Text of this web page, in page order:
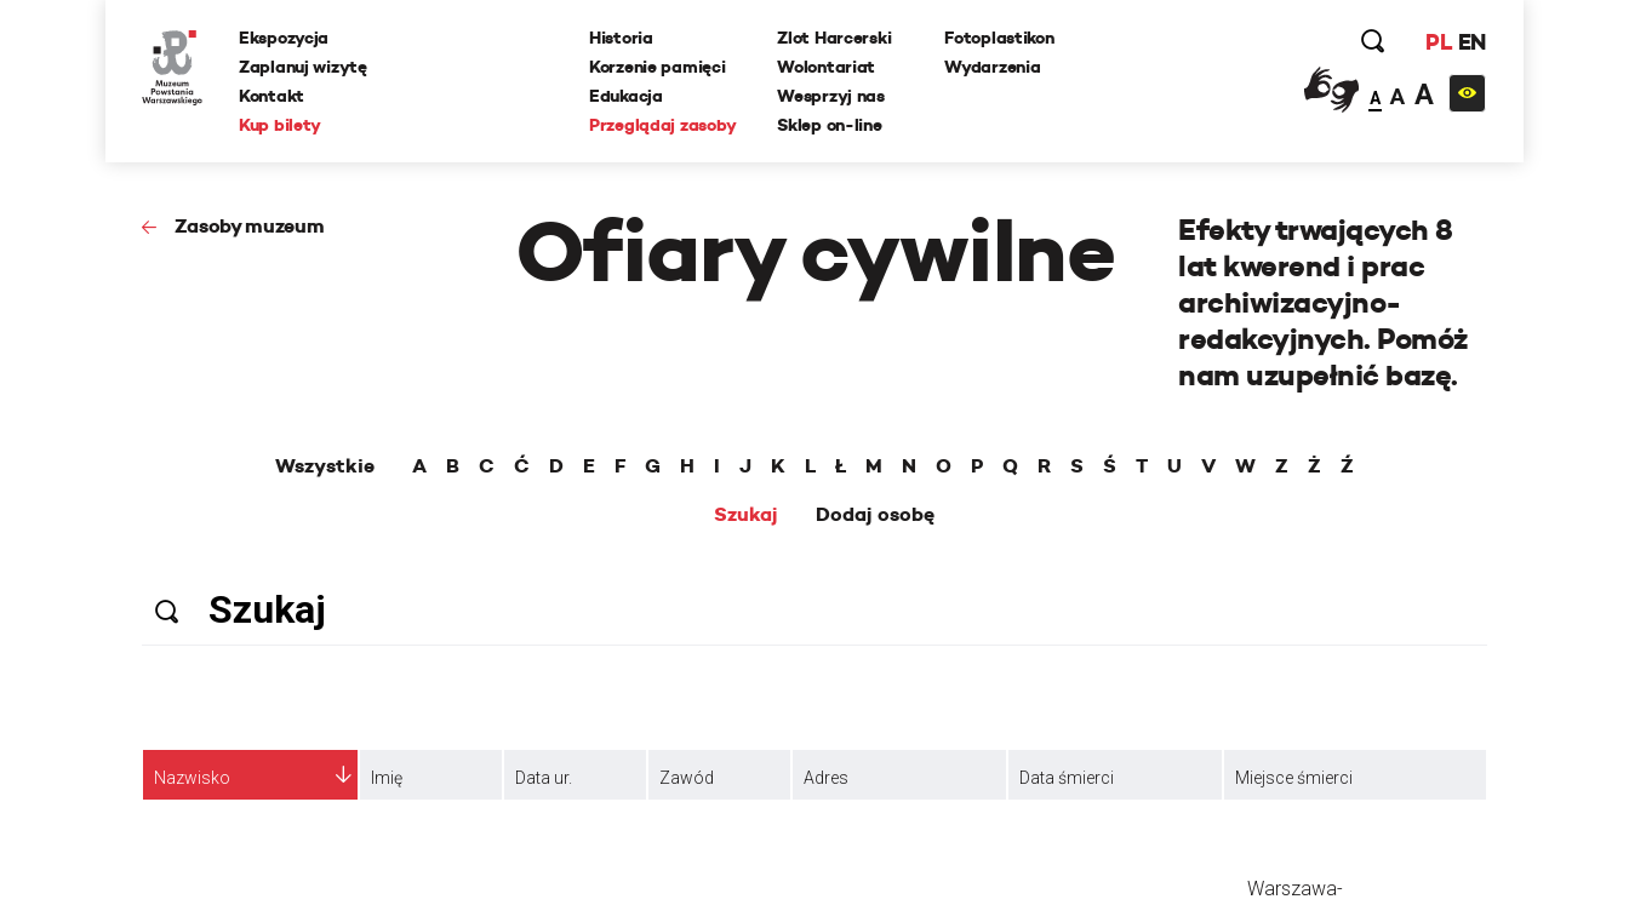
Ekspozycja
Zaplanuj wizytę
Kontakt
Kup bilety
Historia
Korzenie pamięci
Edukacja
Przeglądaj zasoby
Zlot Harcerski
Wolontariat
Wesprzyj nas
Sklep on-line
Fotoplastikon
Wydarzenia
PL EN
A A A
Zasoby muzeum Ofiary cywilne
Efekty trwających 8
lat kwerend i prac
archiwizacyjno-
redakcyjnych. Pomóż
nam uzupełnić bazę.
Wszystkie A B C Ć D E F G H I J K L Ł M N O P Q R S Ś T U V W Z Ż
Ź
Szukaj
Dodaj osobę
Nazwisko Imię Data ur. Zawód Adres Data śmierci Miejsce śmierci
Warszawa-